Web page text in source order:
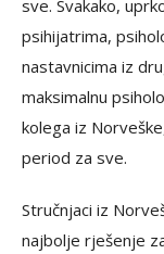
sve. Svakako,
psihijatrima,
nastavnicima iz
maksimalnu
kolega iz
period za sve.
Stručnjaci iz
najbolje rješenje